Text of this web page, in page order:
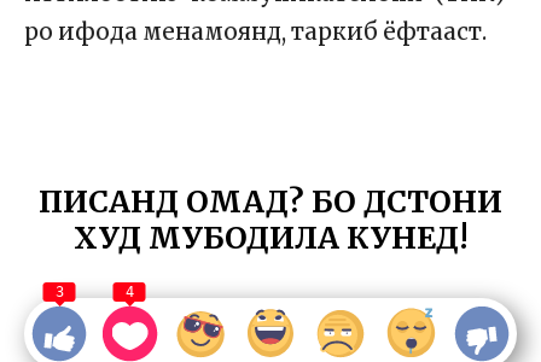
ро ифода менамоянд, таркиб ёфтааст.
ПИСАНД ОМАД? БО ДӮСТОНИ
ХУД МУБОДИЛА КУНЕД!
3 4